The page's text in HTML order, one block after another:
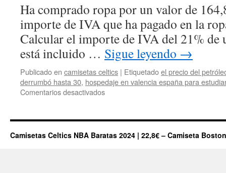
Ha comprado ropa por un valor de
importe de IVA que ha pagado en la
Calcular el importe de IVA del 21% de
está incluido … Sigue leyendo →
Publicado en camisetas celtics | Etiquetadoel precio del
derrumbó hasta 30, hospedaje en valencia españa para
Comentarios desactivadosen
celtics
sin
Camisetas Celtics NBA Baratas 2024 | 22,8€ – Camiseta